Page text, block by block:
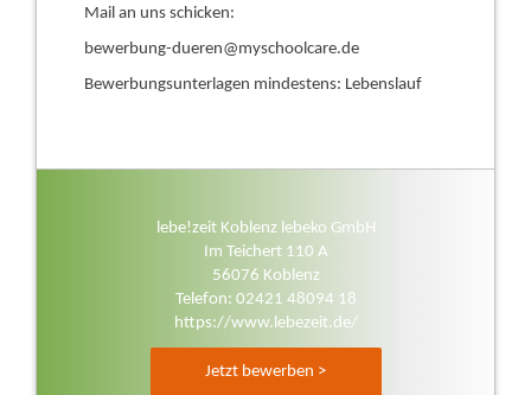
Mail an uns schicken:
bewerbung-dueren@myschoolcare.de
Bewerbungsunterlagen mindestens: Lebenslauf
lebe!zeit Koblenz lebeko GmbH
Im Teichert 110 A
56076 Koblenz
Telefon: 02421 48094 18
https://www.lebezeit.de/
Jetzt bewerben >